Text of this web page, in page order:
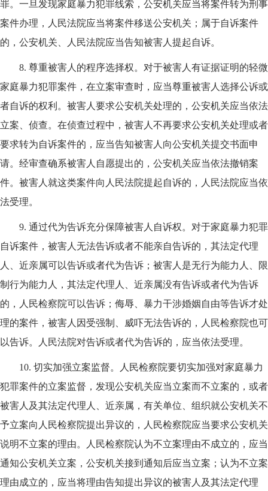
罪。一旦发现家庭暴力犯罪线索，公安机关应当将案件转为刑事
案件办理，人民法院应当将案件移送公安机关；属于自诉案件
的，公安机关、人民法院应当告知被害人提起自诉。
8. 尊重被害人的程序选择权。对于被害人有证据证明的轻微
家庭暴力犯罪案件，在立案审查时，应当尊重被害人选择公诉或
者自诉的权利。被害人要求公安机关处理的，公安机关应当依法
立案、侦查。在侦查过程中，被害人不再要求公安机关处理或者
要求转为自诉案件的，应当告知被害人向公安机关提交书面申
请。经审查确系被害人自愿提出的，公安机关应当依法撤销案
件。被害人就这类案件向人民法院提起自诉的，人民法院应当依
法受理。
9. 通过代为告诉充分保障被害人自诉权。对于家庭暴力犯罪
自诉案件，被害人无法告诉或者不能亲自告诉的，其法定代理
人、近亲属可以告诉或者代为告诉；被害人是无行为能力人、限
制行为能力人，其法定代理人、近亲属没有告诉或者代为告诉
的，人民检察院可以告诉；侮辱、暴力干涉婚姻自由等告诉才处
理的案件，被害人因受强制、威吓无法告诉的，人民检察院也可
以告诉。人民法院对告诉或者代为告诉的，应当依法受理。
10. 切实加强立案监督。人民检察院要切实加强对家庭暴力
犯罪案件的立案监督，发现公安机关应当立案而不立案的，或者
被害人及其法定代理人、近亲属，有关单位、组织就公安机关不
予立案向人民检察院提出异议的，人民检察院应当要求公安机关
说明不立案的理由。人民检察院认为不立案理由不成立的，应当
通知公安机关立案，公安机关接到通知后应当立案；认为不立案
理由成立的，应当将理由告知提出异议的被害人及其法定代理